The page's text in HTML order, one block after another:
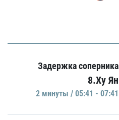
Задержка соперника
8.Ху Ян
2 минуты / 05:41 - 07:41